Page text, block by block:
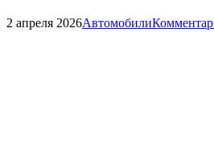
2 апреля 2026Автомобили